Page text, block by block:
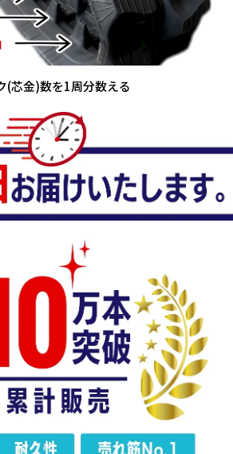
(芯金)数を1周分数える